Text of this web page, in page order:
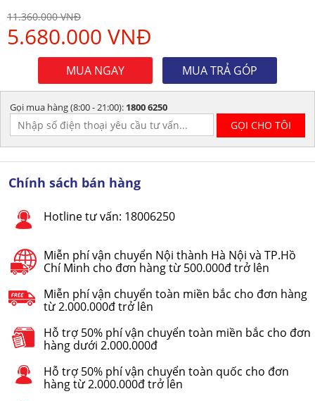
11.360.000 VNĐ
5.680.000 VNĐ
MUA NGAY MUA TRẢ GÓP
Gọi mua hàng (8:00 - 21:00): 1800 6250
Chính sách bán hàng
Hotline tư vấn: 18006250
Miễn phí vận chuyển Nội thành Hà Nội và TP.Hồ
Chí Minh cho đơn hàng từ 500.000đ trở lên
Miễn phí vận chuyển toàn miền bắc cho đơn hàng
từ 2.000.000đ trở lên
Hỗ trợ 50% phí vận chuyển toàn miền bắc cho đơn
hàng dưới 2.000.000đ
Hỗ trợ 50% phí vận chuyển toàn quốc cho đơn
hàng từ 2.000.000đ trở lên